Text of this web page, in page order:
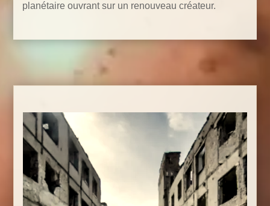
planétaire ouvrant sur un renouveau créateur.